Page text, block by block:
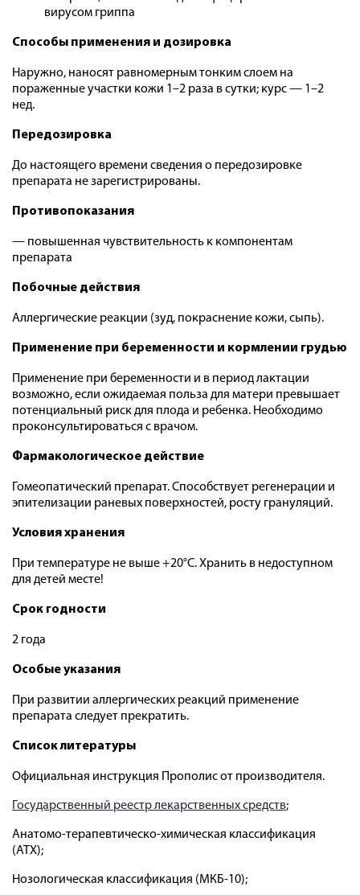
вирусом гриппа
Способы применения и дозировка
Наружно, наносят равномерным тонким слоем на
пораженные участки кожи 1–2 раза в сутки; курс — 1–2
нед.
Передозировка
До настоящего времени сведения о передозировке
препарата не зарегистрированы.
Противопоказания
— повышенная чувствительность к компонентам
препарата
Побочные действия
Аллергические реакции (зуд, покраснение кожи, сыпь).
Применение при беременности и кормлении грудью
Применение при беременности и в период лактации
возможно, если ожидаемая польза для матери превышает
потенциальный риск для плода и ребенка. Необходимо
проконсультироваться с врачом.
Фармакологическое действие
Гомеопатический препарат. Способствует регенерации и
эпителизации раневых поверхностей, росту грануляций.
Условия хранения
При температуре не выше +20°С. Хранить в недоступном
для детей месте!
Срок годности
2 года
Особые указания
При развитии аллергических реакций применение
препарата следует прекратить.
Список литературы
Официальная инструкция Прополис от производителя.
Государственный реестр лекарственных средств;
Анатомо-терапевтическо-химическая классификация
(ATX);
Нозологическая классификация (МКБ-10);